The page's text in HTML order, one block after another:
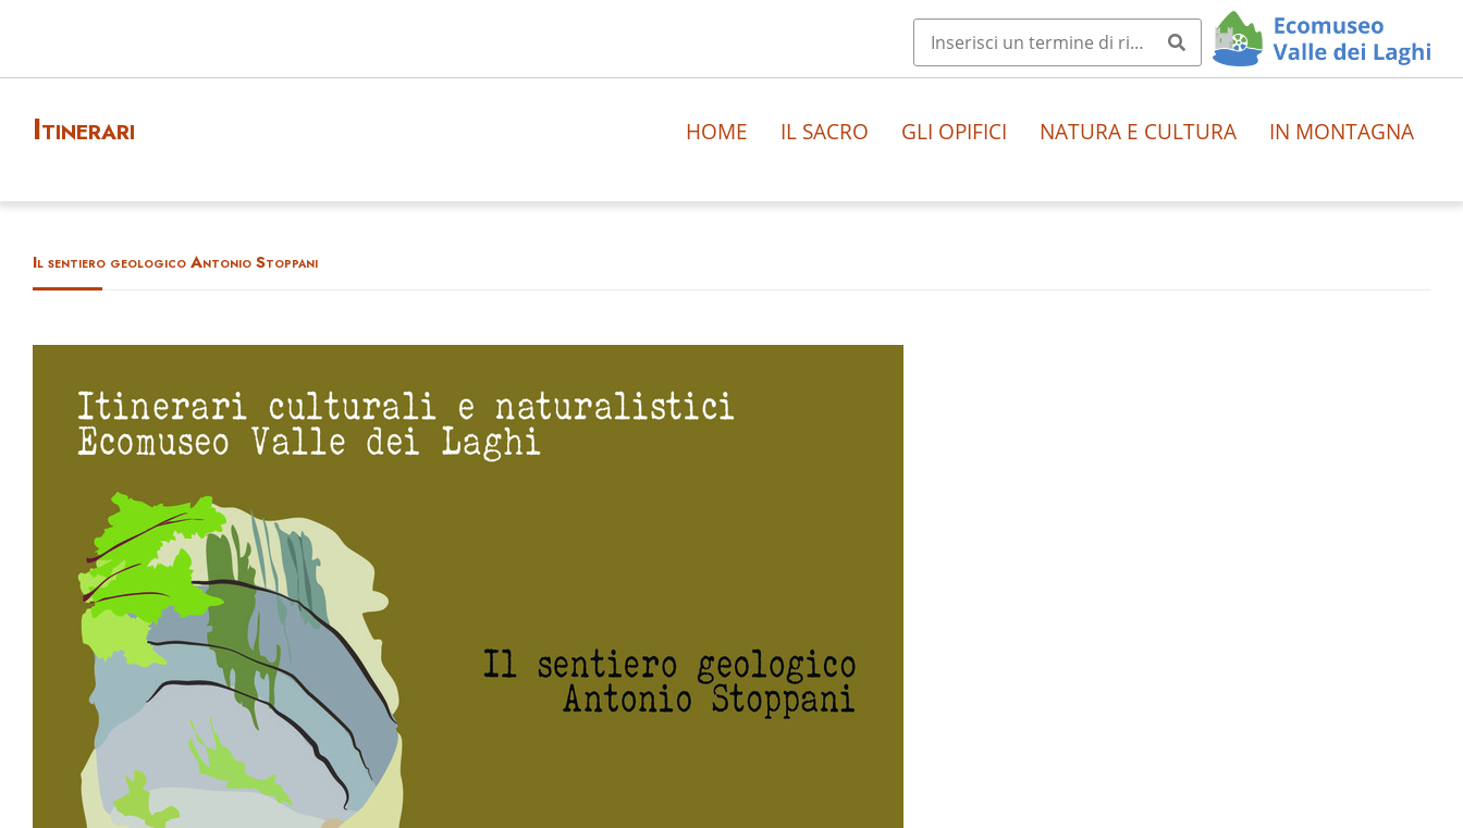
Itinerari HOME IL SACRO GLI OPIFICI NATURA E CULTURA IN MONTAGNA
Il sentiero geologico Antonio Stoppani